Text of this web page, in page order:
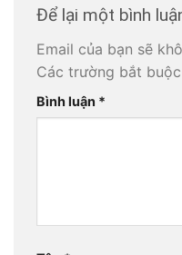
Để lại một bình
Email của bạn sẽ
Các trường bắt
Bình luận *